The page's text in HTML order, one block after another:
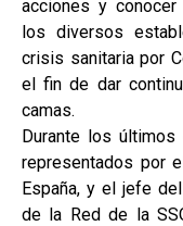
acciones y
los diversos
crisis sanitaria por
el fin de dar
camas.
Durante los
representados por
España, y el jefe
de la Red de la